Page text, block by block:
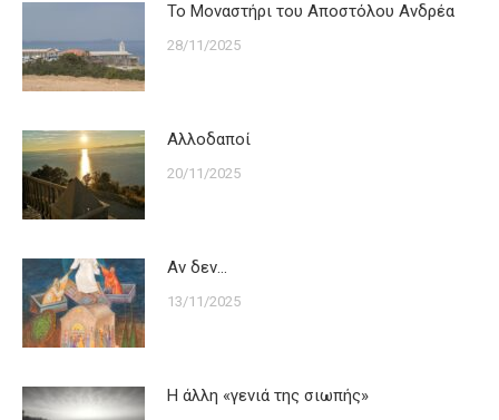
Το Μοναστήρι του Αποστόλου Ανδρέα
28/11/2025
Αλλοδαποί
20/11/2025
Αν δεν…
13/11/2025
Η άλλη «γενιά της σιωπής»